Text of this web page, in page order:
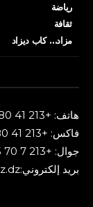
رياضة
ثقافة
مزاد… كاب ديزاد
هاتف: +213 41 80 32 62
فاكس: +213 41 80 32 63
جوال: +213 7 70 65 93 89
بريد إلكتروني:contact@capdz.dz